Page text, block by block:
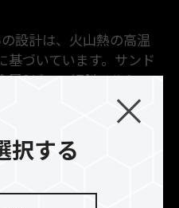
設計は、火山熱の高温
基づいています。サンド
属2ピース傾斜アルミニ
と砂浜の視覚的外観及
択する